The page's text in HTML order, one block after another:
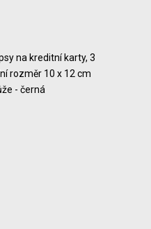
na kreditní karty, 3
rozměr 10 x 12 cm
- černá